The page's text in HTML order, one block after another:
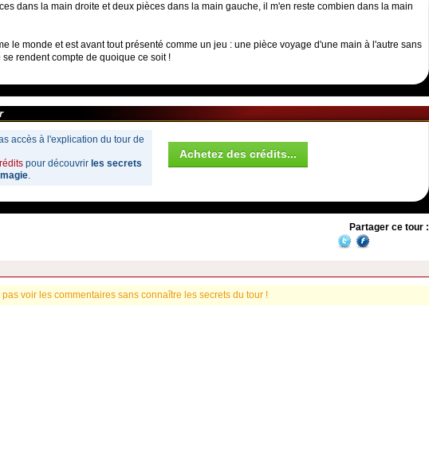
dans la main droite et deux pièces dans la main gauche, il m'en reste combien dans la main
le monde et est avant tout présenté comme un jeu : une pièce voyage d'une main à l'autre sans
rendent compte de quoique ce soit !
accès à l'explication du tour de
pour découvrir les secrets
.
Achetez des crédits...
Partager ce tour :
voir les commentaires sans connaître les secrets du tour !